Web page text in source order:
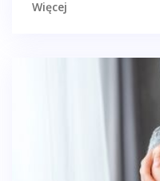
Więcej